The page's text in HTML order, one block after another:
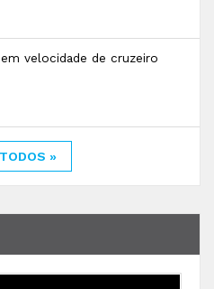
velocidade de cruzeiro
»